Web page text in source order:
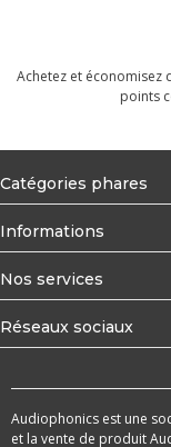
Achetez et économisez
points
Catégories phares
Informations
Nos services
Réseaux sociaux
Audiophonics est une
et la vente de produit